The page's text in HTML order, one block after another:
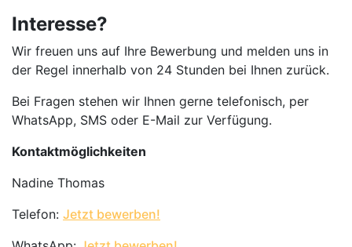
Interesse?
Wir freuen uns auf Ihre Bewerbung und melden uns in
der Regel innerhalb von 24 Stunden bei Ihnen zurück.
Bei Fragen stehen wir Ihnen gerne telefonisch, per
WhatsApp, SMS oder E-Mail zur Verfügung.
Kontaktmöglichkeiten
Nadine Thomas
Telefon: Jetzt bewerben!